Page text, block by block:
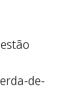
de-